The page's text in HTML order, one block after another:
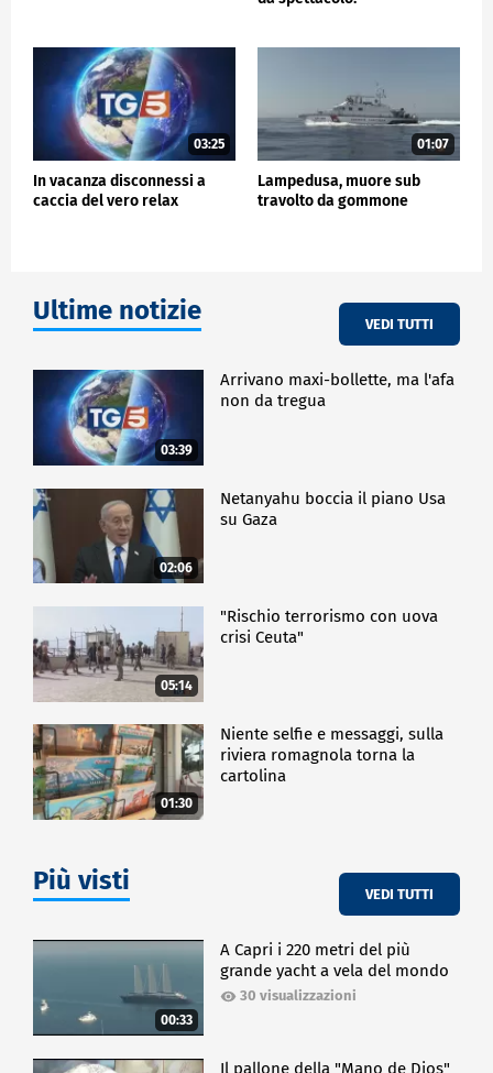
03:25
In vacanza disconnessi a
caccia del vero relax
01:07
Lampedusa, muore sub
travolto da gommone
Ultime notizie VEDI TUTTI
03:39
Arrivano maxi-bollette, ma l'afa
non da tregua
02:06
Netanyahu boccia il piano Usa
su Gaza
05:14
"Rischio terrorismo con uova
crisi Ceuta"
01:30
Niente selfie e messaggi, sulla
riviera romagnola torna la
cartolina
Più visti VEDI TUTTI
00:33
A Capri i 220 metri del più
grande yacht a vela del mondo
30 visualizzazioni
Il pallone della "Mano de Dios"